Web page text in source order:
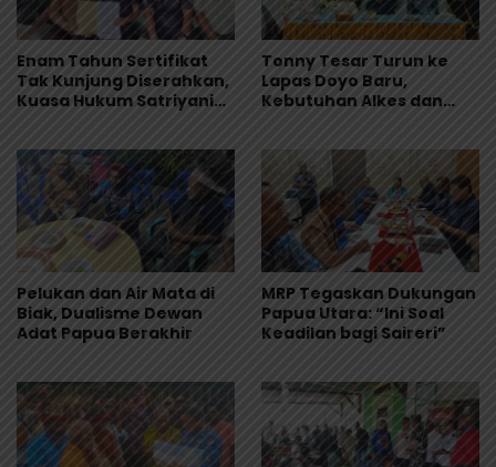
Enam Tahun Sertifikat
Tak Kunjung Diserahkan,
Kuasa Hukum Satriyani
Papua
Tonny Tesar Turun ke
Lapas Doyo Baru,
Kebutuhan Alkes dan
Pelukan dan Air Mata di
Biak, Dualisme Dewan
Adat Papua Berakhir
MRP Tegaskan Dukungan
Papua Utara: “Ini Soal
Keadilan bagi Saireri”